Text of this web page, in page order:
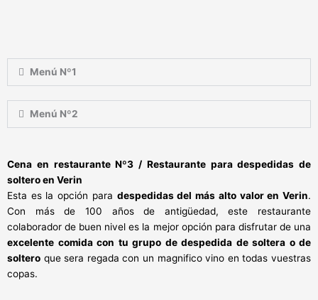
Menú Nº1
Menú Nº2
Cena en restaurante Nº3 / Restaurante para despedidas de
soltero en Verin
Esta es la opción para despedidas del más alto valor en Verin.
Con más de 100 años de antigüedad, este restaurante
colaborador de buen nivel es la mejor opción para disfrutar de una
excelente comida con tu grupo de despedida de soltera o de
soltero que sera regada con un magnifico vino en todas vuestras
copas.